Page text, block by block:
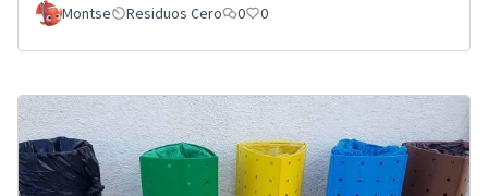
Montse Residuos Cero 0 0